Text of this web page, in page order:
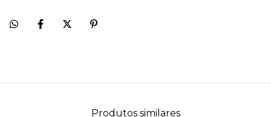
Produtos similares